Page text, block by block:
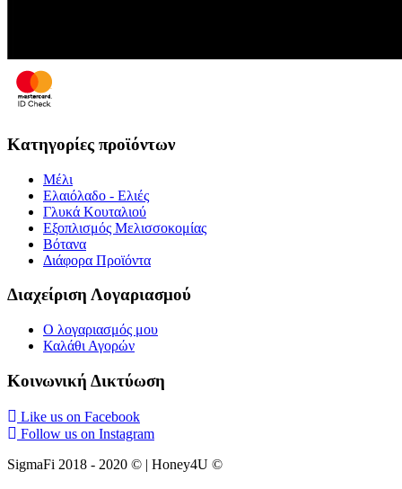
Κατηγορίες προϊόντων
Μέλι
Ελαιόλαδο - Ελιές
Γλυκά Κουταλιού
Εξοπλισμός Μελισσοκομίας
Βότανα
Διάφορα Προϊόντα
Διαχείριση Λογαριασμού
Ο λογαριασμός μου
Καλάθι Αγορών
Κοινωνική Δικτύωση
Like us on Facebook
Follow us on Instagram
SigmaFi 2018 - 2020 © | Honey4U ©